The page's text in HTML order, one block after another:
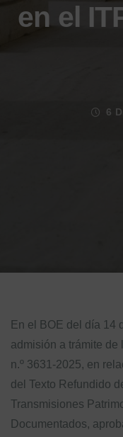
en el
6
En el BOE del día 14
admisión a trámite de
n.º 3631-2025, en
del Texto Refundido
Transmisiones
Documentados,